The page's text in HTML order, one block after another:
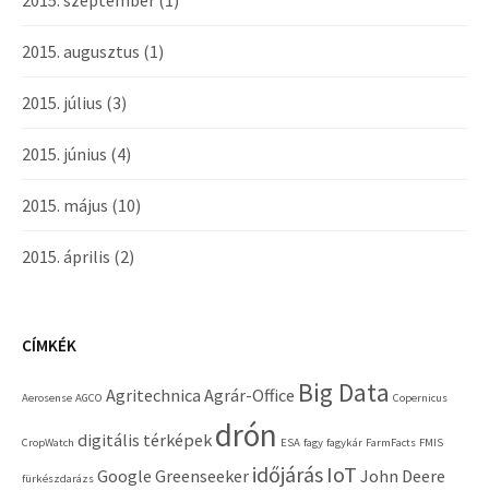
2015. augusztus (1)
2015. július (3)
2015. június (4)
2015. május (10)
2015. április (2)
CÍMKÉK
Aerosense AGCO Agritechnica Agrár-Office Big Data Copernicus
CropWatch digitális térképek drón ESA fagy fagykár FarmFacts FMIS
fürkészdarázs Google Greenseeker időjárás IoT John Deere